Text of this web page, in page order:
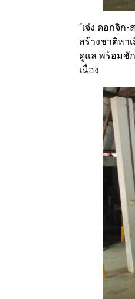
“เจ๋ง ดอกจิก
สร้างชาติหา
ดูแล พร้อมชั
เนื่อง